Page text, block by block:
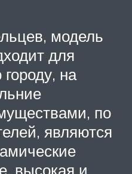
модель
для
на
по
являются
высокая и